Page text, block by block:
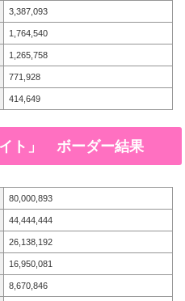
3,387,093
1,764,540
1,265,758
771,928
414,649
ト」 ボーダー結果
80,000,893
44,444,444
26,138,192
16,950,081
8,670,846